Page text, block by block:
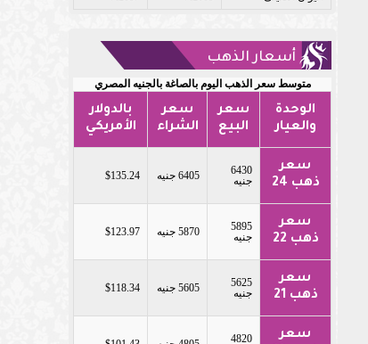
أسعار الذهب
متوسط سعر الذهب اليوم بالصاغة بالجنيه المصري
الوحدة
والعيار
سعر
البيع
سعر
الشراء
بالدولار
الأمريكي
سعر
ذهب 24
6430
جنيه
6405 جنيه $135.24
سعر
ذهب 22
5895
جنيه
5870 جنيه $123.97
سعر
ذهب 21
5625
جنيه
5605 جنيه $118.34
سعر
4820